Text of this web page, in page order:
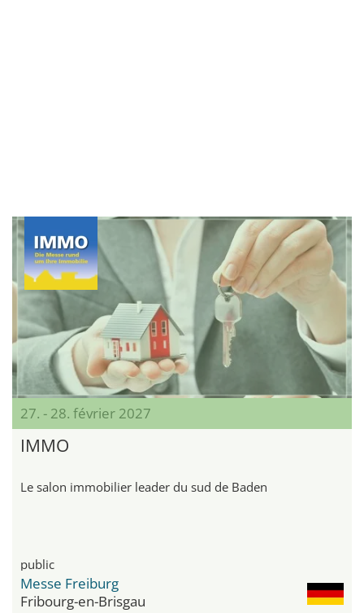
27. - 28. février 2027
IMMO
Le salon immobilier leader du sud de Baden
public
Messe Freiburg
Fribourg-en-Brisgau